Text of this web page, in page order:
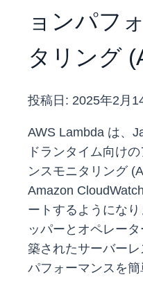
ョンパフ
タリング
投稿日: 2025年2月
AWS Lambda は、
ドランタイム向け
ンスモニタリング
Amazon
ートするようにな
ッパーとオペレー
築されたサーバー
パフォーマンスを簡